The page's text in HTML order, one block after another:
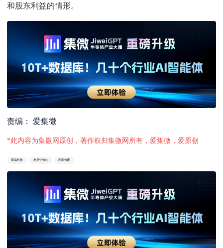
和股东利益的情形。
责编： 爱集微
*此内容为集微网原创，著作权归集微网所有，爱集微，爱原创
泰晶科技 差异化分红 利润分配